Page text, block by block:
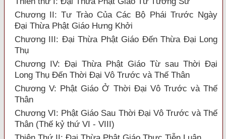
Chương II: Tư Trào Của Các Bộ Phái Trước Ngày
Đại Thừa Phật Giáo Hưng Khởi
Chương III: Đại Thừa Phật Giáo Đến Thừa Đại Long
Thụ
Chương IV: Đại Thừa Phật Giáo Từ sau Thời Đại
Long Thụ Đến Thời Đại Vô Trước và Thế Thân
Chương V: Phật Giáo Ở Thời Đại Vô Trước và Thế
Thân
Chương VI: Phật Giáo Sau Thời Đại Vô Trước và Thế
Thân (Thế kỷ thứ VI - VIII)